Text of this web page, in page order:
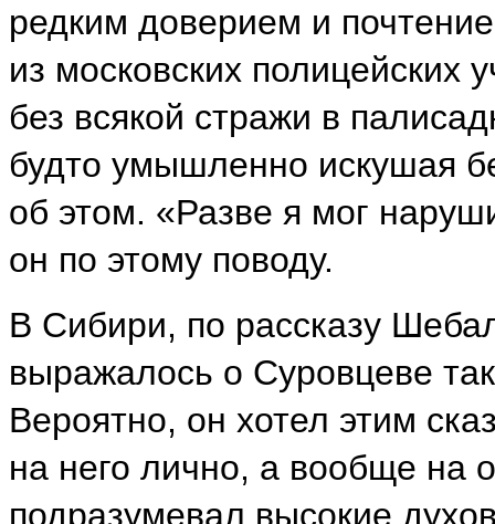
редким доверием и
из московских полицейских
без всякой стражи в
будто умышленно искушая
об этом. «Разве я мог
он по этому поводу.
В Сибири, по рассказу
выражалось о Суровцеве
Вероятно, он хотел этим
на него лично, а вообще на
подразумевал высокие